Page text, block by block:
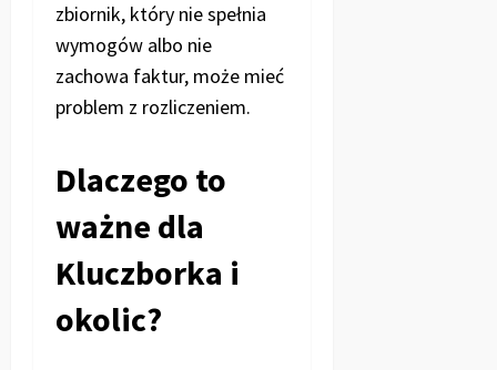
zbiornik, który nie spełnia
wymogów albo nie
zachowa faktur, może mieć
problem z rozliczeniem.
Dlaczego to
ważne dla
Kluczborka i
okolic?